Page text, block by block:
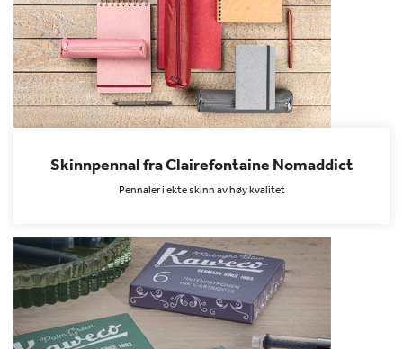
Skinnpennal fra Clairefontaine Nomaddict
Pennaler i ekte skinn av høy kvalitet